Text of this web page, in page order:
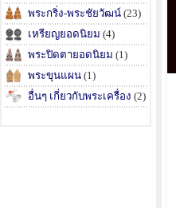
พระกริ่ง-พระชัยวัฒน์ (23)
เหรียญยอดนิยม (4)
พระปิดตายอดนิยม (1)
พระขุนแผน (1)
อื่นๆ เกี่ยวกับพระเครื่อง (2)